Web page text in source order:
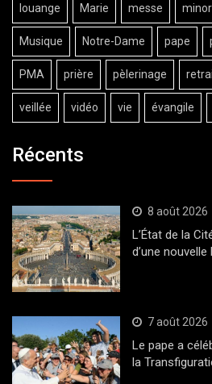
louange Marie messe
Musique Notre-Dame pape
PMA prière pèlerinage
veillée vidéo vie évangile
Récents
8 août 2026
L’État de la
d’une
7 août 2026
Le pape a
la